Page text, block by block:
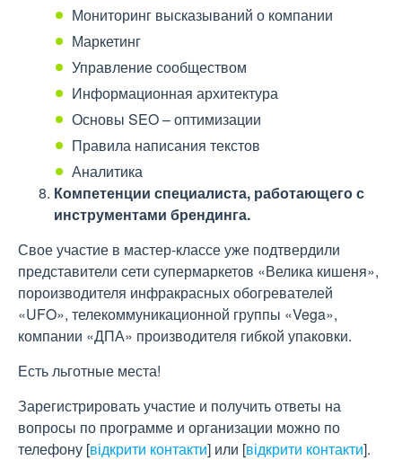
Мониторинг высказываний о компании
Маркетинг
Управление сообществом
Информационная архитектура
Основы SEO – оптимизации
Правила написания текстов
Аналитика
Компетенции специалиста, работающего с
инструментами брендинга.
Свое участие в мастер-классе уже подтвердили
представители сети супермаркетов «Велика кишеня»,
пороизводителя инфракрасных обогревателей
«UFO», телекоммуникационной группы «Vega»,
компании «ДПА» производителя гибкой упаковки.
Есть льготные места!
Зарегистрировать участие и получить ответы на
вопросы по программе и организации можно по
телефону [відкрити контакти] или [відкрити контакти].